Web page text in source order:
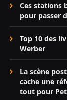
Ces stations
pour passer
Top 10 des
Werber
La scène
cache une
tout pour